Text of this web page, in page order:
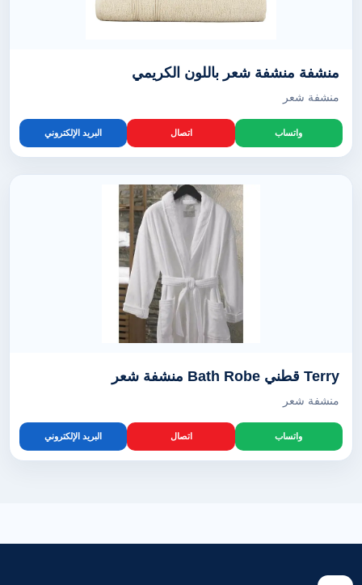
منشفة منشفة شعر باللون الكريمي
منشفة شعر
واتساب اتصال البريد الإلكتروني
Terry قطني Bath Robe منشفة شعر
منشفة شعر
واتساب اتصال البريد الإلكتروني